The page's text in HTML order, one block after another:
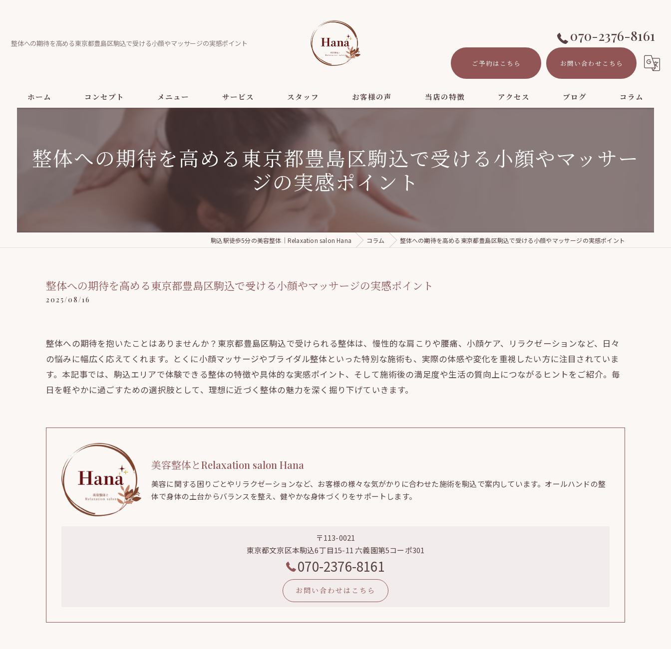
整体への期待を高める東京都豊島区駒込で受ける小顔やマッサージの実感ポイント 070-2376-8161
ご予約はこちら お問い合わせこちら
ホーム コンセプト メニュー サービス スタッフ お客様の声 当店の特徴
ダイエット
アクセス ブログ コラム
整体への期待を高める東京都豊島区駒込で受ける小顔やマッサー
ジの実感ポイント
駒込駅徒歩5分の美容整体｜Relaxation salon Hana コラム 整体への期待を高める東京都豊島区駒込で受ける小顔やマッサージの実感ポイント
整体への期待を高める東京都豊島区駒込で受ける小顔やマッサージの実感ポイント
2025/08/16
整体への期待を抱いたことはありませんか？東京都豊島区駒込で受けられる整体は、慢性的な肩こりや腰痛、小顔ケア、リラクゼーションなど、日々
の悩みに幅広く応えてくれます。とくに小顔マッサージやブライダル整体といった特別な施術も、実際の体感や変化を重視したい方に注目されていま
す。本記事では、駒込エリアで体験できる整体の特徴や具体的な実感ポイント、そして施術後の満足度や生活の質向上につながるヒントをご紹介。毎
日を軽やかに過ごすための選択肢として、理想に近づく整体の魅力を深く掘り下げていきます。
美容整体とRelaxation salon Hana
美容に関する困りごとやリラクゼーションなど、お客様の様々な気がかりに合わせた施術を駒込で案内しています。オールハンドの整
体で身体の土台からバランスを整え、健やかな身体づくりをサポートします。
〒113-0021
東京都文京区本駒込6丁目15-11 六義園第5コーポ301
070-2376-8161
お問い合わせはこちら